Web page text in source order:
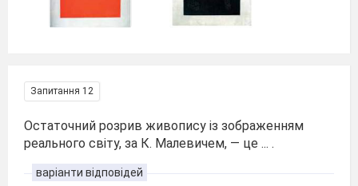
Запитання 12
Остаточний розрив живопису із зображенням
реального світу, за К. Малевичем, — це ... .
варіанти відповідей